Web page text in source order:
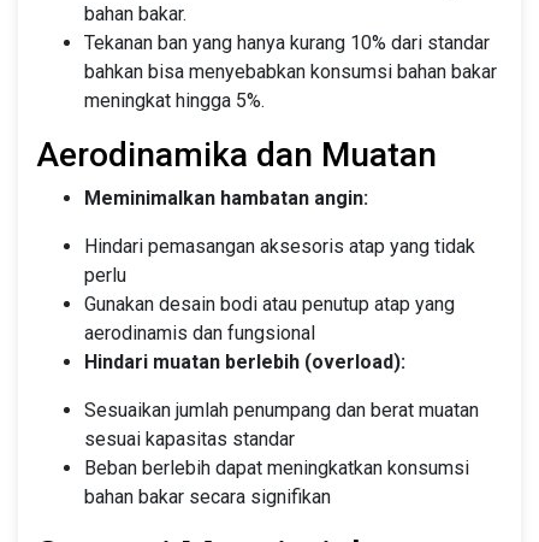
bahan bakar.
Tekanan ban yang hanya kurang 10% dari standar
bahkan bisa menyebabkan konsumsi bahan bakar
meningkat hingga 5%.
Aerodinamika dan Muatan
Meminimalkan hambatan angin:
Hindari pemasangan aksesoris atap yang tidak
perlu
Gunakan desain bodi atau penutup atap yang
aerodinamis dan fungsional
Hindari muatan berlebih (overload):
Sesuaikan jumlah penumpang dan berat muatan
sesuai kapasitas standar
Beban berlebih dapat meningkatkan konsumsi
bahan bakar secara signifikan